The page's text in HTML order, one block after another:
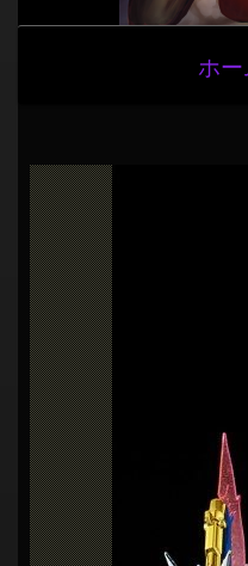
ビ
ゲ
ー
シ
ョ
ン
ホー